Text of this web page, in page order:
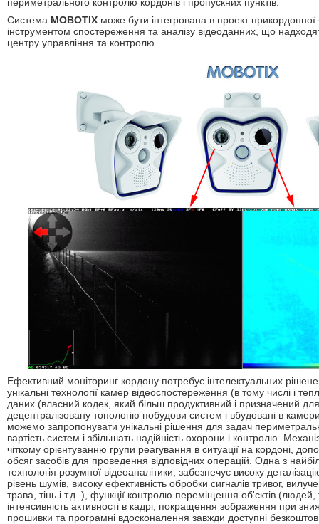
Система MOBOTIX може бути інтегрована в проект
інструментом спостереження та аналізу відеоданних, що
центру управління та контролю.
Ефективний моніторинг кордону потребує інтелектуальних
унікальні технології камер відеоспостереження (в тому числі і
даних (власний кодек, який більш продуктивний і призначений
децентралізовану топологію побудови систем і вбудовані в
можемо запропонувати унікальні рішення для задач
вартість систем і збільшать надійність охорони і контролю.
чіткому орієнтуванню групи реагування в ситуації на кордоні,
обсяг засобів для проведення відповідних операцій. Одна з
технологія розумної відеоаналітики, забезпечує високу
рівень шумів, високу ефективність обробки сигналів тривог,
трава, тінь і т.д .), функції контролю переміщення об'єктів
інтенсивність активності в кадрі, покращення зображення при
прошивки та програмні вдосконалення завжди доступні